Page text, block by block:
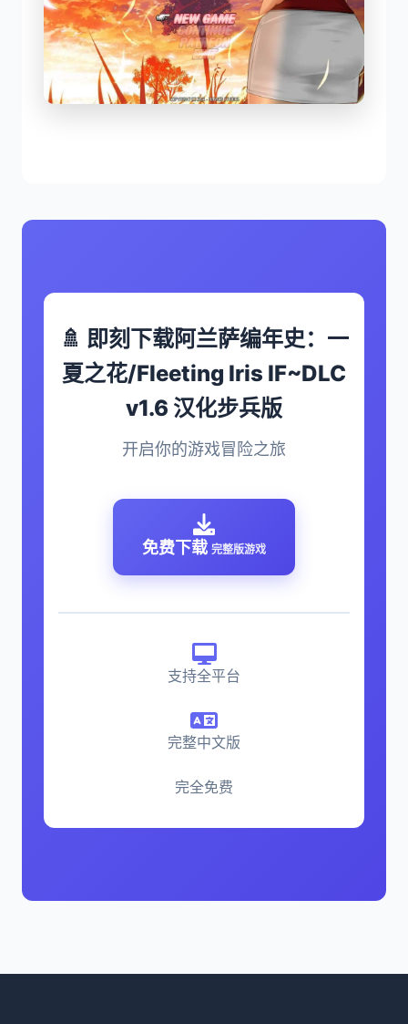
🚿 即刻下载阿兰萨编年史：一
夏之花/Fleeting Iris IF~DLC
v1.6 汉化步兵版
开启你的游戏冒险之旅
免费下载 完整版游戏
支持全平台
完整中文版
完全免费